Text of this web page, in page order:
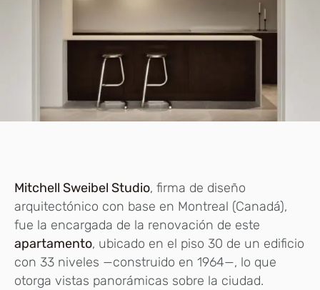
Mitchell Sweibel Studio, firma de diseño
arquitectónico con base en Montreal (Canadá),
fue la encargada de la renovación de este
apartamento, ubicado en el piso 30 de un edificio
con 33 niveles —construido en 1964—, lo que
otorga vistas panorámicas sobre la ciudad.